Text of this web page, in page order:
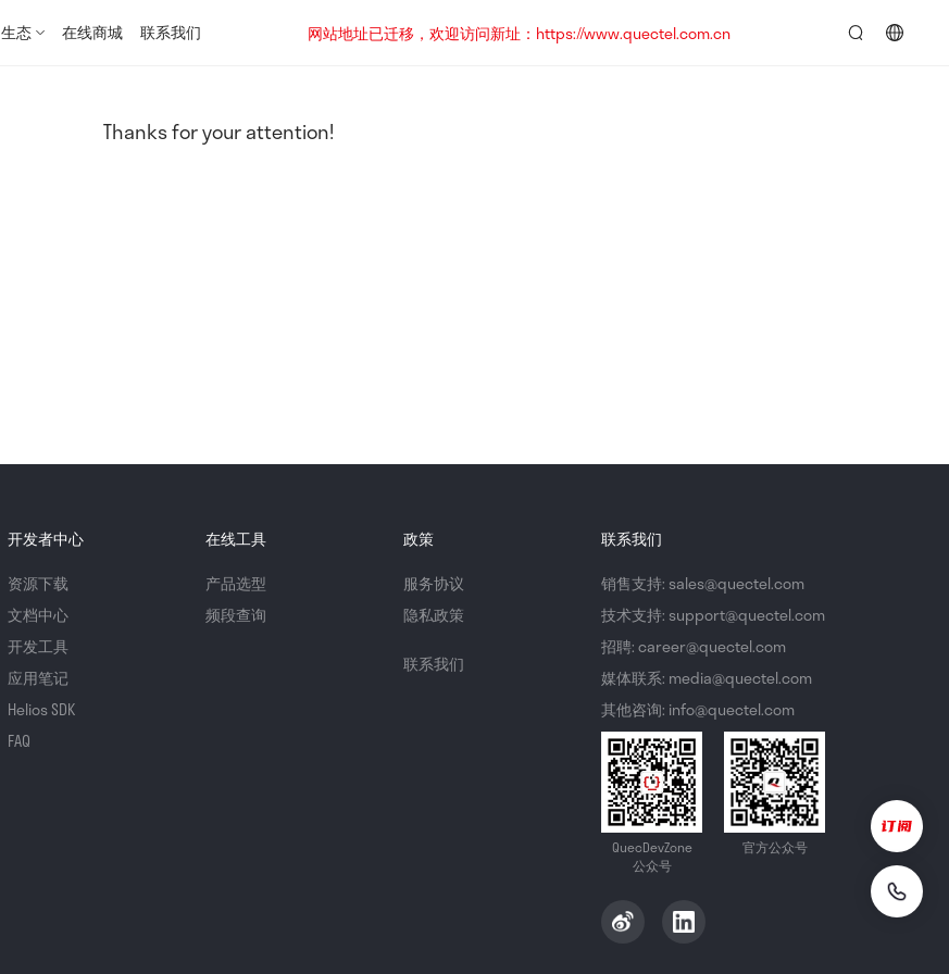
生态 在线商城 联系我们
网站地址已迁移，欢迎访问新址：https://www.quectel.com.cn
Thanks for your attention!
开发者中心
资源下载
文档中心
开发工具
应用笔记
Helios SDK
FAQ
在线工具
产品选型
频段查询
政策
服务协议
隐私政策
联系我们
联系我们
销售支持: sales@quectel.com
技术支持: support@quectel.com
招聘: career@quectel.com
媒体联系: media@quectel.com
其他咨询: info@quectel.com
QuecDevZone
公众号
官方公众号